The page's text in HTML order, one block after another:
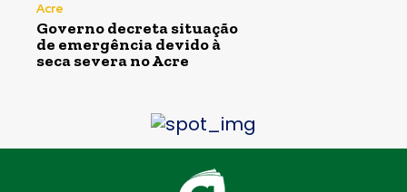
Acre
Governo decreta situação
de emergência devido à
seca severa no Acre